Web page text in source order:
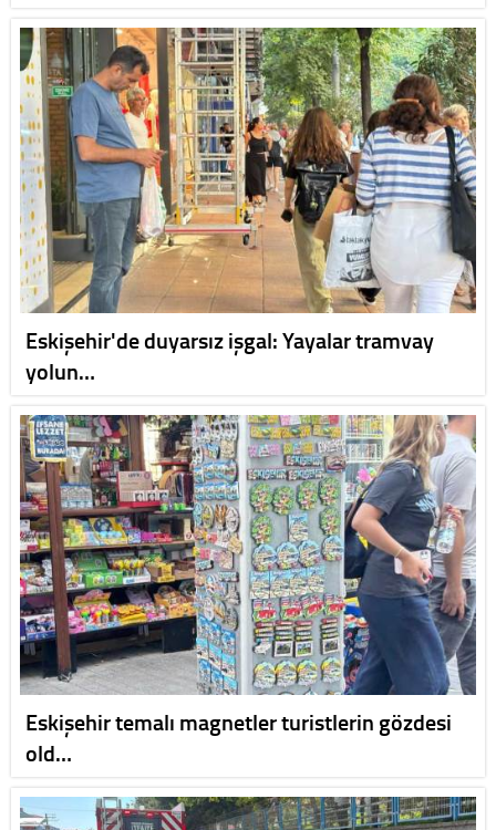
Eskişehir'de duyarsız işgal: Yayalar tramvay
yolun…
Eskişehir temalı magnetler turistlerin gözdesi
old…